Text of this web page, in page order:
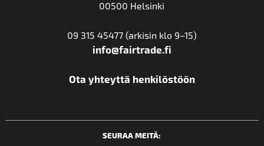
00500 Helsinki
09 315 45477 (arkisin klo 9–15)
info@fairtrade.fi
Ota yhteyttä henkilöstöön
SEURAA MEITÄ: